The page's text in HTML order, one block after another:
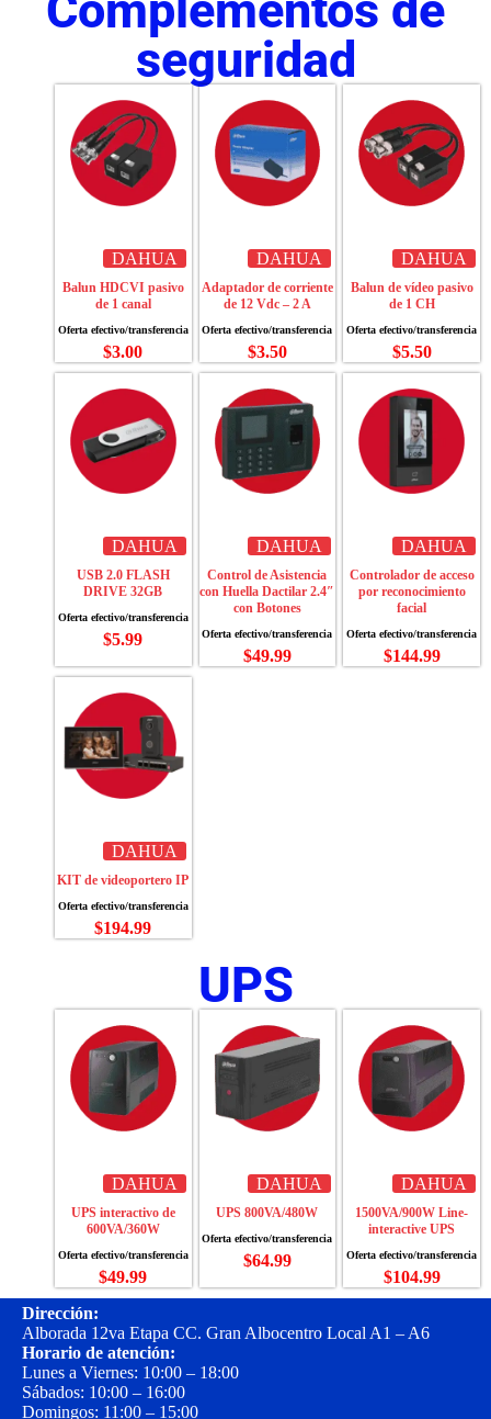
seguridad
DAHUA
Balun HDCVI pasivo
de 1 canal
$3.00
DAHUA
Adaptador de corriente
de 12 Vdc – 2 A
$3.50
DAHUA
Balun de vídeo pasivo
de 1 CH
$5.50
DAHUA
USB 2.0 FLASH
DRIVE 32GB
$5.99
DAHUA
Control de Asistencia
con Huella Dactilar 2.4″
con Botones
$49.99
DAHUA
Controlador de acceso
por reconocimiento
facial
$144.99
DAHUA
KIT de videoportero IP
$194.99
UPS
DAHUA
UPS interactivo de
600VA/360W
$49.99
DAHUA
UPS 800VA/480W
$64.99
DAHUA
1500VA/900W Line-
interactive UPS
$104.99
Dirección:
Alborada 12va Etapa CC. Gran Albocentro Local A1 – A6
Horario de atención:
Lunes a Viernes: 10:00 – 18:00
Sábados: 10:00 – 16:00
Domingos: 11:00 – 15:00